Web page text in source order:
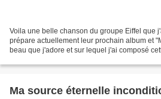
Voila une belle chanson du groupe Eiffel que
prépare actuellement leur prochain album et
beau que j'adore et sur lequel j'ai composé
Ma source éternelle